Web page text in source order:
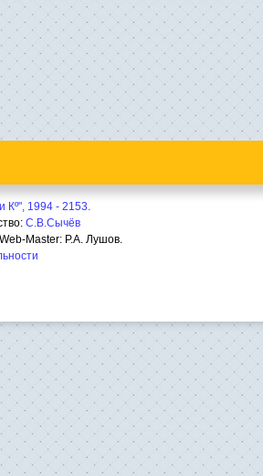
1994 - 2153.
С.В.Сычёв
Master: Р.А. Лушов.